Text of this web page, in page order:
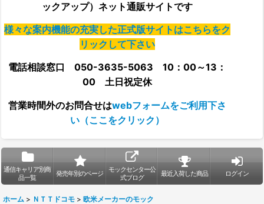
ックアップ）ネット通販サイトです
様々な案内機能の充実した正式版サイトはこちらをク
リックして下さい
電話相談窓口 050-3635-5063 10：00～13：
00 土日祝定休
営業時間外のお問合せはwebフォームをご利用下さ
い（ここをクリック）
通信キャリア別商
品一覧
発売年別のページ
モックセンター公
式ブログ
最近入荷した商品 ログイン
ホーム > ＮＴＴドコモ > 欧米メーカーのモック